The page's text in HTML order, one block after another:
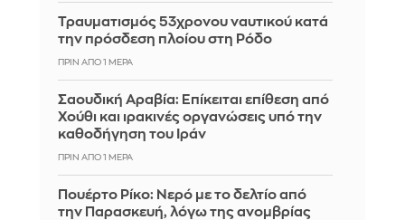
Τραυματισμός 53χρονου ναυτικού κατά
την πρόσδεση πλοίου στη Ρόδο
ΠΡΙΝ ΑΠΌ 1 ΜΈΡΑ
Σαουδική Αραβία: Επίκειται επίθεση από
Χούθι και ιρακινές οργανώσεις υπό την
καθοδήγηση του Ιράν
ΠΡΙΝ ΑΠΌ 1 ΜΈΡΑ
Πουέρτο Ρίκο: Νερό με το δελτίο από
την Παρασκευή, λόγω της ανομβρίας